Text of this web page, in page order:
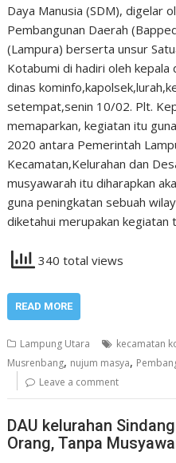
Daya Manusia (SDM), digelar
Pembangunan Daerah
(Lampura) berserta unsur
Kotabumi di hadiri oleh kepala
dinas
setempat,senin 10/02. Plt.
memaparkan, kegiatan itu
2020 antara Pemerintah
Kecamatan,Kelurahan dan
musyawarah itu diharapkan
guna peningkatan sebuah
diketahui merupakan kegiatan
340 total views
READ MORE
Lampung Utara kecamatan
Musrenbang, nujum masya,
Leave a comment
DAU kelurahan
Orang, Tanpa